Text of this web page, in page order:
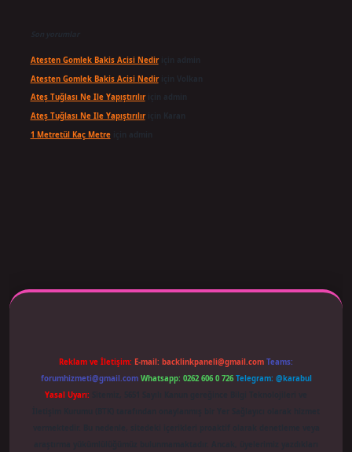
Son yorumlar
Atesten Gomlek Bakis Acisi Nediriçin
Atesten Gomlek Bakis Acisi Nediriçin
Ateş Tuğlası Ne Ile Yapıştırılıriçin
Ateş Tuğlası Ne Ile Yapıştırılıriçin
1 Metretül Kaç Metreiçin
Reklam ve İletişim: E-mail: backlinkpaneli@gmail.com Teams:
forumhizmeti@gmail.com Whatsapp: 0262 606 0 726 Telegram: @karabul
Yasal Uyarı: